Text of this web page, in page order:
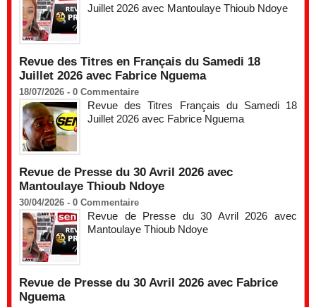
Juillet 2026 avec Mantoulaye Thioub Ndoye
Revue des Titres en Français du Samedi 18
Juillet 2026 avec Fabrice Nguema
18/07/2026 - 0 Commentaire
Revue des Titres Français du Samedi 18
Juillet 2026 avec Fabrice Nguema
Revue de Presse du 30 Avril 2026 avec
Mantoulaye Thioub Ndoye
30/04/2026 - 0 Commentaire
Revue de Presse du 30 Avril 2026 avec
Mantoulaye Thioub Ndoye
Revue de Presse du 30 Avril 2026 avec Fabrice
Nguema